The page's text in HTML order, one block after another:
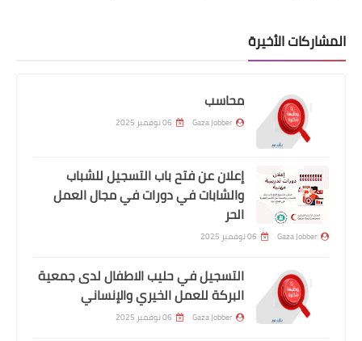
المشاركات الأخيرة
محاسب
Gaza Jobber 06 نوفمبر 2025
إعلان عن فتح باب التسجيل للشباب
والشابات في دورات في مجال العمل
الحر
Gaza Jobber 06 نوفمبر 2025
التسجيل في حليب الاطفال لدى جمعية
البركة للعمل الخيري والإنساني
Gaza Jobber 06 نوفمبر 2025